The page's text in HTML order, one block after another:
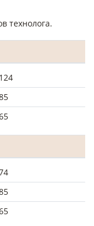
технолога.
124